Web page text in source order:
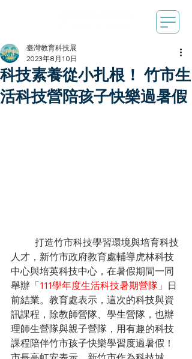
科技素養從小扎根！ 竹市生
活科技營陪孩子快樂過暑假
臺灣教育科技展
2023年8月10日
打造竹市科技學習環境與培育科技
人才，新竹市政府教育處輔導虎林科技
中心與培英科技中心，在暑假期間一同
舉辦 「111學年度生活科技暑期營隊」 日
前結業。 教育處表示，這次的科技與資
訊課程，除教師營隊、學生營隊，也辦
理師生營隊與親子營隊，用有趣的科技
課程陪伴竹市孩子快樂學習度過暑假！